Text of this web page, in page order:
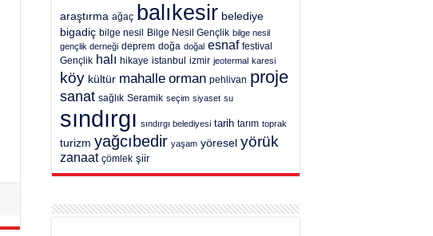
araştırma ağaç balıkesir belediye
bigadiç bilge nesil Bilge Nesil Gençlik bilge nesil
gençlik derneği deprem doğa doğal esnaf festival
Gençlik halı hikaye istanbul izmir jeotermal karesi
köy kültür mahalle orman pehlivan proje
sanat sağlık Seramik seçim siyaset su
sındırgı sındırgı belediyesi tarih tarım toprak
turizm yağcıbedir yaşam yöresel yörük
zanaat çömlek şiir